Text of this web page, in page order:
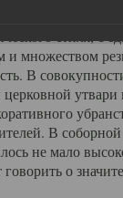
культовых
стиля, с
множеством
В
утвари
В
не мало
о